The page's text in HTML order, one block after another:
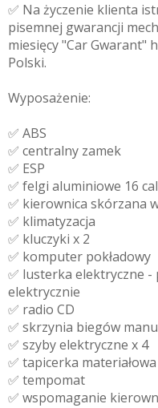
✅ Na życzenie klienta
pisemnej gwarancji
miesięcy "Car Gwarant"
Polski.
Wyposażenie:
✅ ABS
✅ centralny zamek
✅ ESP
✅ felgi aluminiowe 16
✅ kierownica skórzana
✅ klimatyzacja
✅ kluczyki x 2
✅ komputer pokładowy
✅ lusterka elektryczne -
elektrycznie
✅ radio CD
✅ skrzynia biegów
✅ szyby elektryczne x 4
✅ tapicerka materiałowa
✅ tempomat
✅ wspomaganie